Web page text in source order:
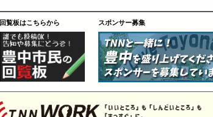
回覧板はこちらから スポンサー募集